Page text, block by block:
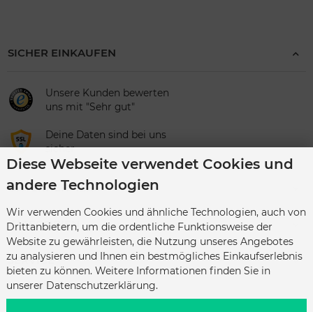
SICHER EINKAUFEN
Unsere Kunden bewerten
uns mit "Sehr gut"
Deine Daten sind bei uns
sicher
UNTERNEHMEN
KATEGORIEN
SERVICE
Diese Webseite verwendet Cookies und
andere Technologien
Wir verwenden Cookies und ähnliche Technologien, auch von
Drittanbietern, um die ordentliche Funktionsweise der
Website zu gewährleisten, die Nutzung unseres Angebotes
zu analysieren und Ihnen ein bestmögliches Einkaufserlebnis
bieten zu können. Weitere Informationen finden Sie in
unserer Datenschutzerklärung.